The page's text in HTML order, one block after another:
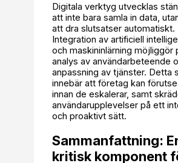
Digitala verktyg utvecklas
att inte bara samla in data,
att dra slutsatser automatiskt.
Integration av artificiell
och maskininlärning möjliggör
analys av användarbeteende
anpassning av tjänster. Detta
innebär att företag kan
innan de eskalerar, samt
användarupplevelser på ett
och proaktivt sätt.
Sammanfattning:
kritisk komponent